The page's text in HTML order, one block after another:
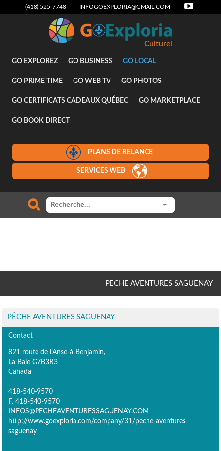
(418) 525-7748 INFOGOEXPLORIA@GMAIL.COM
Culturel
GO EXPLOREZ GO BUSINESS GO LOCAL
GO PRIME TIME GO WEB TV GO PHOTOS
GO CERTIFICATS CADEAUX QUÉBEC GO MARKETPLACE
GO BOOK DIRECT
PLANS DE RELANCE
SERVICES WEB
PECHE AVENTURES SAGUENAY
PÊCHE AVENTURES SAGUENAY
Contact
821 route de l’Anse-à-Benjamin,
La Baie G7B3R3
Canada
418-540-9570
F. 418-540-9570
INFOS@PECHEAVENTURESSAGUENAY.COM
http://www.goexploria.com/company/31/peche-aventures-
saguenay